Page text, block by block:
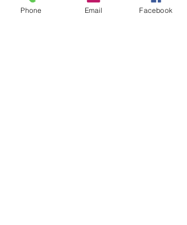
Polityka prywatności
Phone Email Facebook